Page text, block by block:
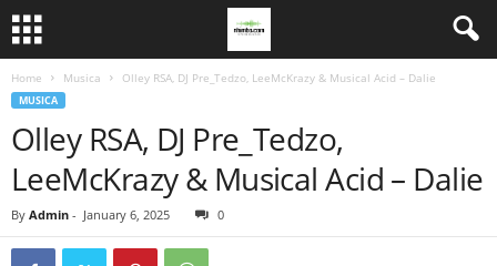
Home Musica Olley RSA, DJ Pre_Tedzo, LeeMcKrazy & Musical Acid – Dalie
MUSICA
Olley RSA, DJ Pre_Tedzo,
LeeMcKrazy & Musical Acid – Dalie
By Admin - January 6, 2025 0